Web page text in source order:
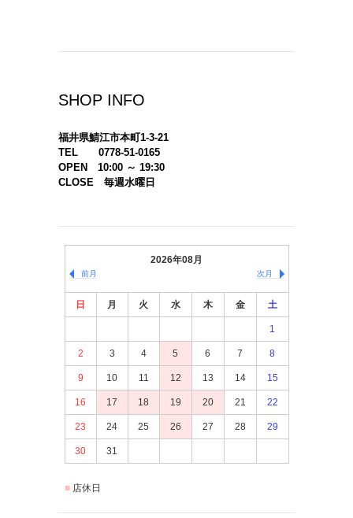
SHOP INFO
福井県鯖江市本町1-3-21
TEL 0778-51-0165
OPEN 10:00 ～ 19:30
CLOSE 毎週水曜日
2026年08月
前月 次月
日 月 火 水 木 金 土
1
2 3 4 5 6 7 8
9 10 11 12 13 14 15
16 17 18 19 20 21 22
23 24 25 26 27 28 29
30 31
店休日